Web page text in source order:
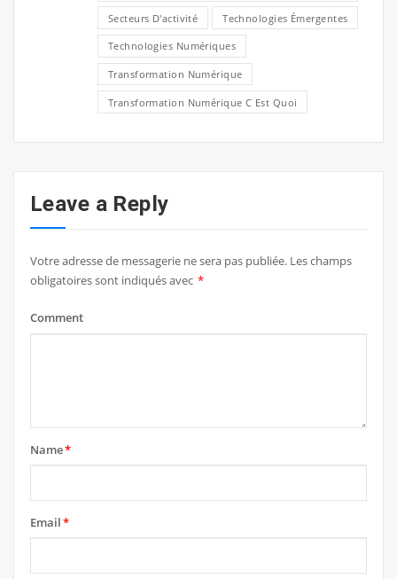
Secteurs D'activité Technologies Émergentes
Technologies Numériques
Transformation Numérique
Transformation Numérique C Est Quoi
Leave a Reply
Votre adresse de messagerie ne sera pas publiée. Les champs
obligatoires sont indiqués avec *
Comment
Name*
Email*